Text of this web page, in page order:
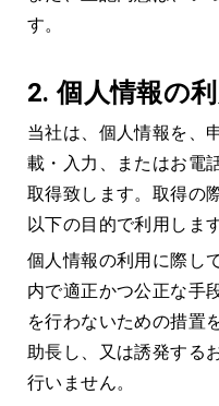
す。
2.個人情報の
当社は、個人情報を、
載・入力、またはお電
取得致します。取得の
以下の目的で利用します
個人情報の利用に際し
内で適正かつ公正な手
を行わないための措置
助長し、又は誘発する
行いません。